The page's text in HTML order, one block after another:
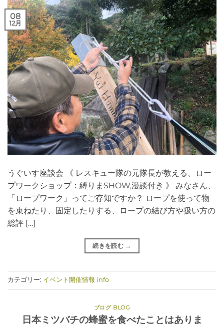
08
12月
うぐいす座談会 《 レスキュー隊の元隊長が教える、ロー
プワークショップ：縛りまSHOW,漫談付き 》 みなさん、
「ロープワーク」ってご存知ですか？ ロープを使って物
を束ねたり、固定したりする、ロープの結び方や扱い方の
総評 […]
続きを読む →
カテゴリー: イベント開催情報 info
ブログ BLOG
日本ミツバチの蜂蜜を食べたことはありま